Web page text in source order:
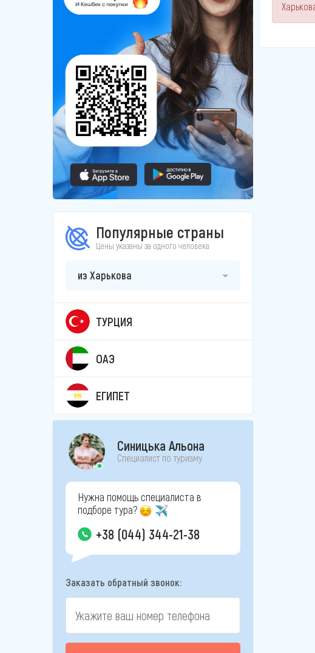
Популярные страны
Цены указаны за одного человека
из Харькова
ТУРЦИЯ
ОАЭ
ЕГИПЕТ
Синицька Альона
Специалист по туризму
Нужна помощь специалиста в
подборе тура?
+38 (044) 344-21-38
Заказать обратный звонок: